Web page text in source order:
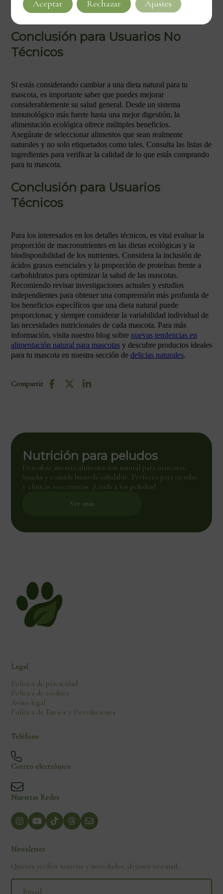
salud de las mascotas, destacando la importancia de educación y
concienciación sobre la alimentación adecuada.
Conclusión para Usuarios No
Técnicos
Si estás considerando cambiar a una dieta natural para tu
mascota, es importante saber que puedes mejorar
considerablemente su salud general. Desde un sistema
inmunológico más fuerte hasta una mejor digestión, la
alimentación ecológica ofrece múltiples beneficios.
Asegúrate de seleccionar alimentos que sean realmente
naturales y no solo etiquetados como tales. Consulta las listas de
ingredientes para verificar la calidad de lo que estás comprando
para tu mascota.
Conclusión para Usuarios
Técnicos
Para los interesados en los detalles técnicos, es vital evaluar la
proporción de macronutrientes en las dietas ecológicas y la
biodisponibilidad de los nutrientes. Considera la inclusión de
ácidos grasos esenciales y la proporción de proteínas frente a
carbohidratos para optimizar la salud de las mascotas.
Recomiendo revisar investigaciones actuales y estudios
independientes para obtener una comprensión más profunda de
los beneficios específicos que una dieta natural puede
proporcionar, y siempre considerar la variabilidad individual de
las necesidades nutricionales de cada mascota. Para más
información, visita nuestro blog sobre nuevas tendencias en
alimentación natural para mascotas y descubre productos ideales
para tu mascota en nuestra sección de delicias naturales.
Compartir
Nutrición para peludos
Descubre nuestra alimentación natural para mascotas.
Snacks y comida húmeda saludable. Perfecto para tiendas
y clínicas veterinarias. ¡Cuida a los peludos!
Ver más
Legal
Política de privacidad
Política de cookies
Aviso legal
Política de Envíos y Devoluciones
Teléfono
Correo electrónico
Nuestras Redes
Newsletter
Quieres recibir noticias y novedades, dejanos tu email.
Aceptar Rechazar Ajustes